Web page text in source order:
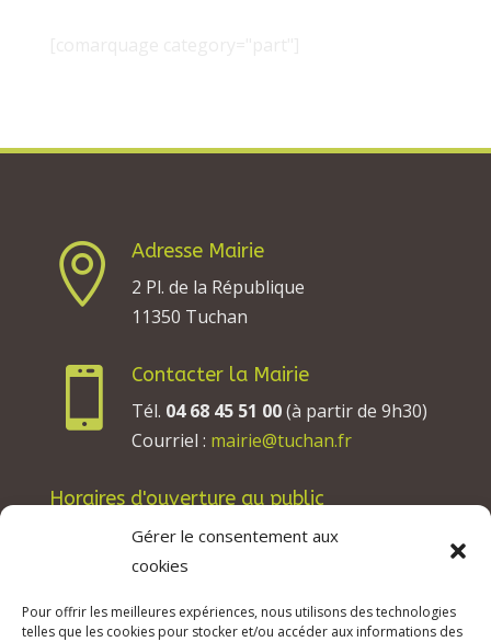
Gérer le consentement aux
cookies
Pour offrir les meilleures expériences, nous utilisons des technologies
telles que les cookies pour stocker et/ou accéder aux informations des

Adresse Mairie
2 Pl. de la République
11350 Tuchan

Contacter la Mairie
Tél. 04 68 45 51 00(à partir de 9h30)
Courriel : mairie@tuchan.fr
Horaires d'ouverture au public
Les lundis, mardis et jeudis : de 8h à 12h et de
13h30 à 17h30.
Les vendredis : de 8h à 12h.